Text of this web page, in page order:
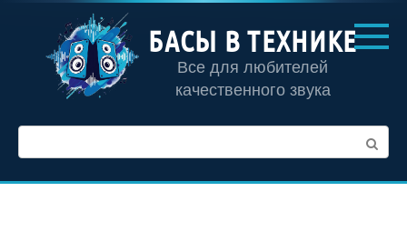
контенту
БАСЫ В ТЕХНИКЕ
Все для любителей
качественного звука